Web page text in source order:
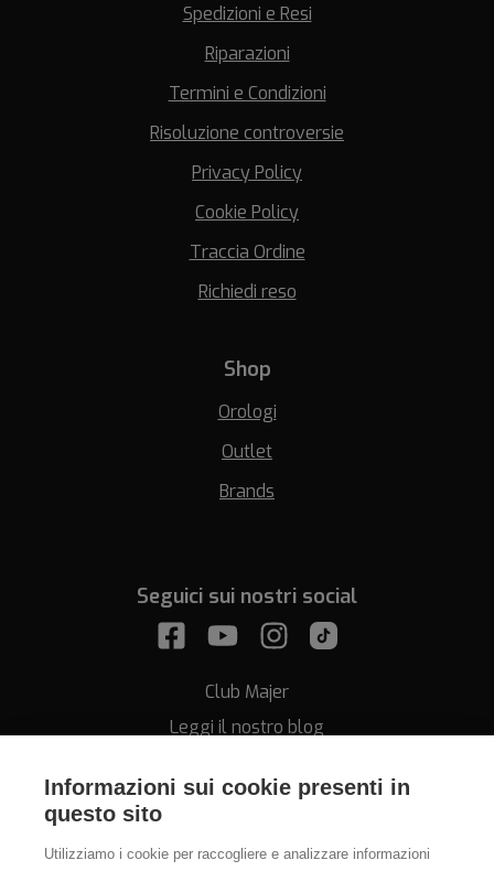
Informazioni sui cookie presenti in
questo sito
Utilizziamo i cookie per raccogliere e analizzare informazioni
Spedizioni e Resi
Riparazioni
Termini e Condizioni
Risoluzione controversie
Privacy Policy
Cookie Policy
Traccia Ordine
Richiedi reso
Shop
Orologi
Outlet
Brands
Seguici sui nostri social
Club Majer
Leggi il nostro blog